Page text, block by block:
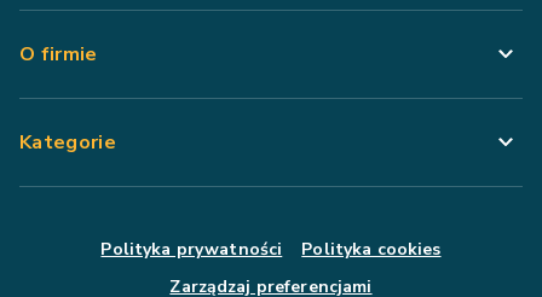
O firmie
Kategorie
Polityka prywatności
Polityka cookies
Zarządzaj preferencjami